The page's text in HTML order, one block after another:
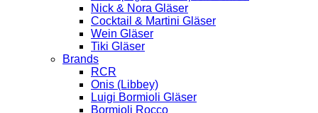
Nick & Nora Gläser
Cocktail & Martini Gläser
Wein Gläser
Tiki Gläser
Brands
RCR
Onis (Libbey)
Luigi Bormioli Gläser
Bormioli Rocco